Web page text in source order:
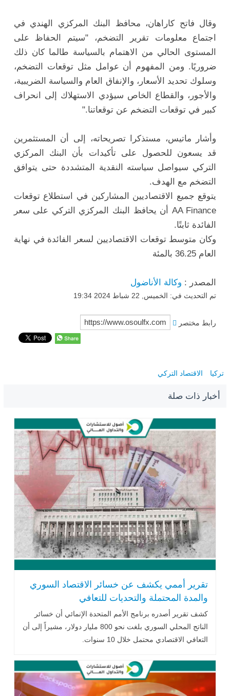
وقال فاتح كاراهان، محافظ البنك المركزي الهندي في
اجتماع معلومات تقرير التضخم، "سيتم الحفاظ على
المستوى الحالي من الاهتمام بالسياسة طالما كان ذلك
ضروريًا. ومن المفهوم أن عوامل مثل توقعات التضخم،
وسلوك تحديد الأسعار، والإنفاق العام والسياسة الضريبية،
والأجور، والقطاع الخاص سيؤدي الاستهلاك إلى انحراف
كبير في توقعات التضخم عن توقعاتنا."
وأشار ماتيس، مستذكرا تصريحاته، إلى أن المستثمرين
قد يسعون للحصول على تأكيدات بأن البنك المركزي
التركي سيواصل سياسته النقدية المتشددة حتى يتوافق
التضخم مع الهدف.
يتوقع جميع الاقتصاديين المشاركين في استطلاع توقعات
AA Finance أن يحافظ البنك المركزي التركي على سعر
الفائدة ثابتًا.
وكان متوسط ​​توقعات الاقتصاديين لسعر الفائدة في نهاية
العام 36.25 بالمئة
المصدر : وكالة الأناضول
تم التحديث في: الخميس, 22 شباط 2024 19:34
رابط مختصر
تركيا الاقتصاد التركي
أخبار ذات صلة
تقرير أممي يكشف عن خسائر الاقتصاد السوري
والمدة المحتملة والتحديات للتعافي
كشف تقرير أصدره برنامج الأمم المتحدة الإنمائي أن خسائر
الناتج المحلي السوري بلغت نحو 800 مليار دولار، مشيراً إلى أن
التعافي الاقتصادي محتمل خلال 10 سنوات.